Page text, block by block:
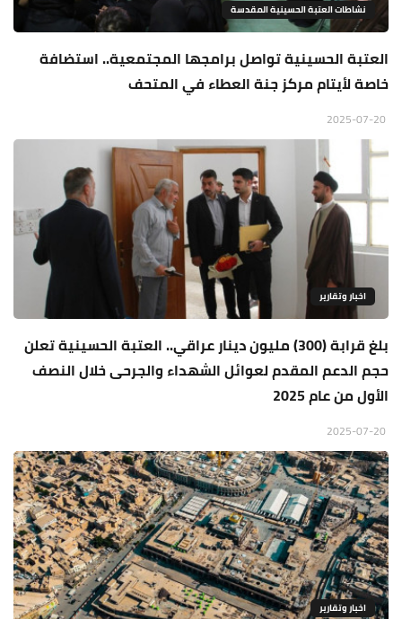
نشاطات العتبة الحسينية المقدسة
العتبة الحسينية تواصل برامجها المجتمعية.. استضافة
خاصة لأيتام مركز جنة العطاء في المتحف
اخبار وتقارير
بلغ قرابة (300) مليون دينار عراقي.. العتبة الحسينية تعلن
حجم الدعم المقدم لعوائل الشهداء والجرحى خلال النصف
الأول من عام 2025
اخبار وتقارير